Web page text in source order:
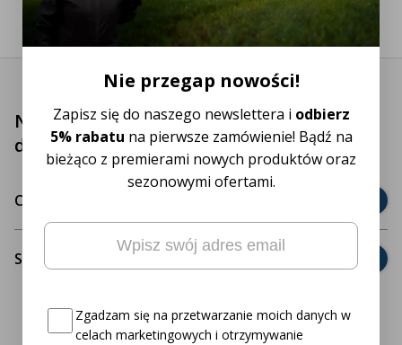
Nasz zespół obsługi klienta jest do Twojej
dyspozycji!
Często zadawane pytania
Strona kontaktowa
Nie przegap nowości!
Zapisz się do naszego newslettera i odbierz
5% rabatu na pierwsze zamówienie! Bądź na
bieżąco z premierami nowych produktów oraz
sezonowymi ofertami.
Email
Consent (wymagane)
Zgadzam się na przetwarzanie moich danych w
celach marketingowych i otrzymywanie